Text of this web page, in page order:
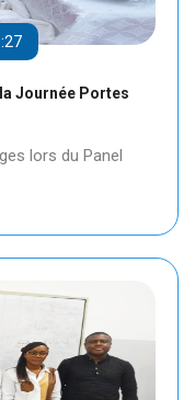
Journée Portes
lors du Panel